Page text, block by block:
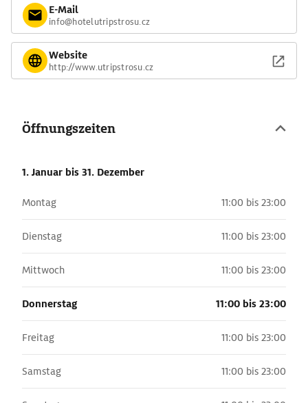
E-Mail
info@hotelutripstrosu.cz
Website
http://www.utripstrosu.cz
Öffnungszeiten
1. Januar bis 31. Dezember
Montag 11:00 bis 23:00
Dienstag 11:00 bis 23:00
Mittwoch 11:00 bis 23:00
Donnerstag 11:00 bis 23:00
Freitag 11:00 bis 23:00
Samstag 11:00 bis 23:00